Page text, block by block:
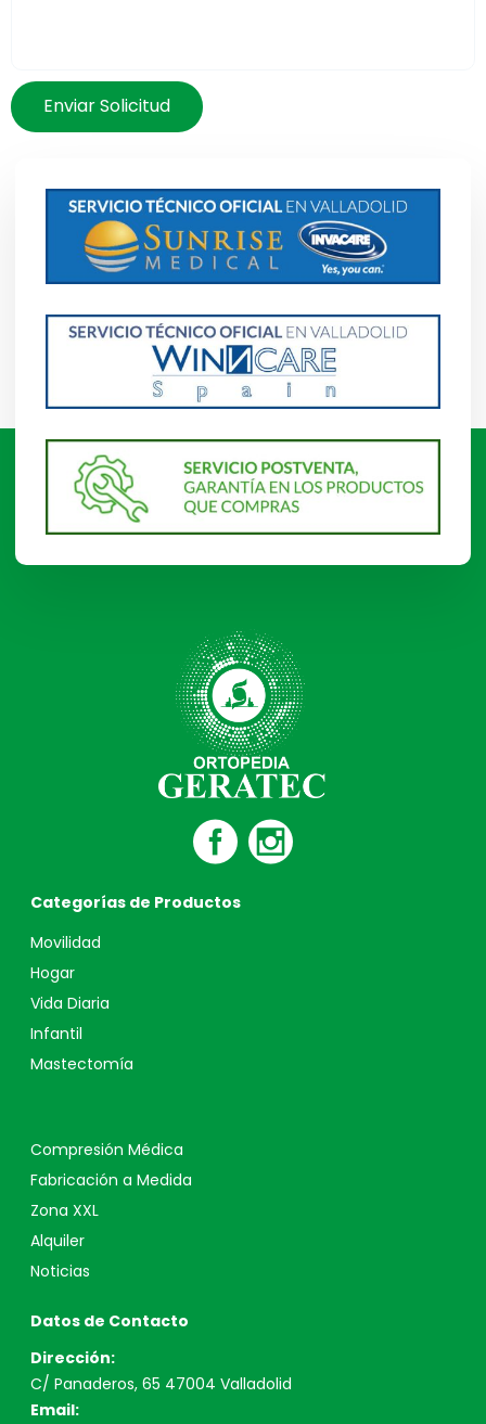
Enviar Solicitud
Categorías de Productos
Movilidad
Hogar
Vida Diaria
Infantil
Mastectomía
Compresión Médica
Fabricación a Medida
Zona XXL
Alquiler
Noticias
Datos de Contacto
Dirección:
C/ Panaderos, 65 47004 Valladolid
Email: